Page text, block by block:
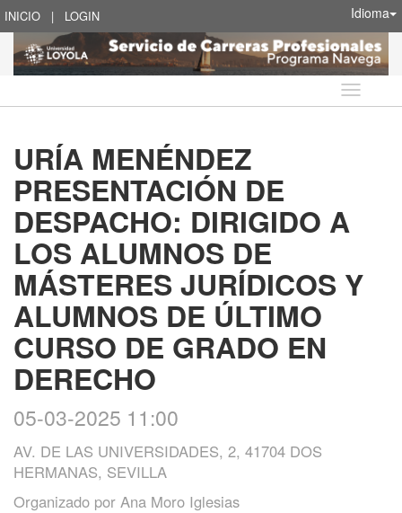
INICIO | LOGIN Idioma
Idioma
URÍA MENÉNDEZ
PRESENTACIÓN DE
DESPACHO: DIRIGIDO A
LOS ALUMNOS DE
MÁSTERES JURÍDICOS Y
ALUMNOS DE ÚLTIMO
CURSO DE GRADO EN
DERECHO
05-03-2025 11:00
AV. DE LAS UNIVERSIDADES, 2, 41704 DOS
HERMANAS, SEVILLA
Organizado por Ana Moro Iglesias